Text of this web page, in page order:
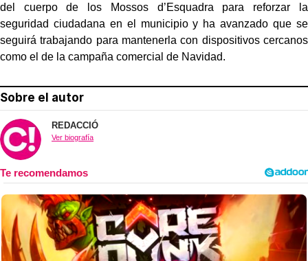
del cuerpo de los Mossos d’Esquadra para reforzar la
seguridad ciudadana en el municipio y ha avanzado que se
seguirá trabajando para mantenerla con dispositivos cercanos
como el de la campaña comercial de Navidad.
Sobre el autor
REDACCIÓ
Ver biografía